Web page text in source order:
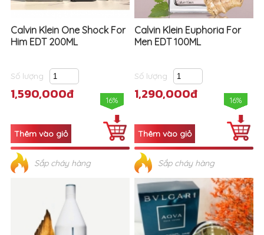
Calvin Klein One Shock For
Him EDT 200ML
Số lượng
1,590,000đ 16%
Sắp cháy hàng
Calvin Klein Euphoria For
Men EDT 100ML
Số lượng
1,290,000đ 16%
Sắp cháy hàng